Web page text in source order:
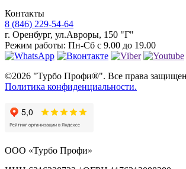
Контакты
8 (846) 229-54-64
г. Оренбург, ул.Авроры, 150 "Г"
Режим работы: Пн-Сб с 9.00 до 19.00
©2026 "Турбо Профи®". Все права
Политика конфиденциальности.
ООО «Турбо Профи»